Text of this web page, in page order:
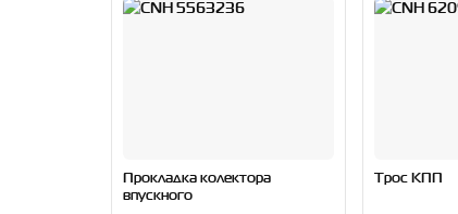
Прокладка колектора
впускного
Трос КПП